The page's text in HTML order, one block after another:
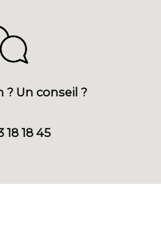
? Un conseil ?
18 18 45